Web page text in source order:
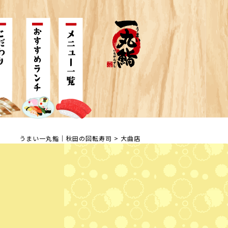
うまい一丸鮨｜秋田の回転寿司 > 大曲店